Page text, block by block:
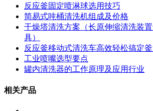
反应釜固定喷淋球选用技巧
简易式吨桶清洗机组成及价格
干燥塔清洗方案（长原伸缩清洗装
具）
反应釜移动式清洗车高效轻松搞定
工业喷嘴选型要点
罐内清洗器的工作原理及应用行业
相关产品